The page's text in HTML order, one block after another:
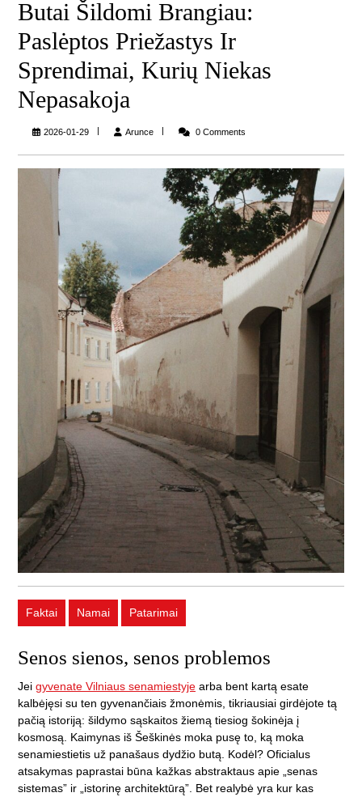
Butai Šildomi Brangiau:
Paslėptos Priežastys Ir
Sprendimai, Kurių Niekas
Nepasakoja
2026-01-29 ArunceArunce 0 Comments
Faktai Namai Patarimai
Senos sienos, senos problemos
Jei gyvenate Vilniaus senamiestyje arba bent kartą esate
kalbėjęsi su ten gyvenančiais žmonėmis, tikriausiai girdėjote tą
pačią istoriją: šildymo sąskaitos žiemą tiesiog šokinėja į
kosmosą. Kaimynas iš Šeškinės moka pusę to, ką moka
senamiestietis už panašaus dydžio butą. Kodėl? Oficialus
atsakymas paprastai būna kažkas abstraktaus apie „senas
sistemas” ir „istorinę architektūrą”. Bet realybė yra kur kas